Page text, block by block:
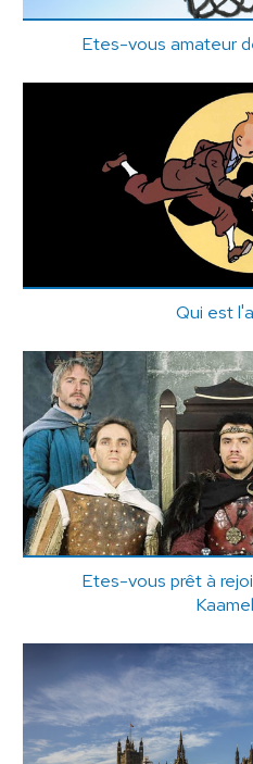
Etes-vous amateur
Qui est
Etes-vous prêt à